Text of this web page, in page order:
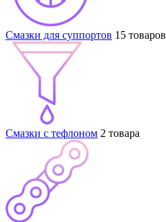
Смазки для суппортов 15 товаров
Смазки с тефлоном 2 товара